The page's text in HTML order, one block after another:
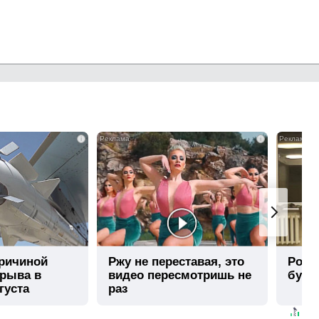
i
в
i
Ржу не переставая, это
видео пересмотришь не
раз